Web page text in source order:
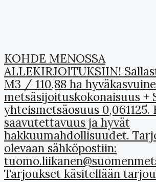
KOHDE MENOSSA
ALLEKIRJOITUKSIIN!
M3 / 110,88 ha
metsäsijoituskokonaisuus +
yhteismetsäosuus
saavutettavuus ja hyvät
hakkuumahdollisuudet.
olevaan sähköpostiin:
Tarjoukset käsitellään